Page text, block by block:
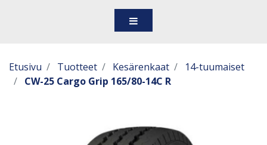
Etusivu Tuotteet Kesärenkaat
14-tuumaiset
CW-25 Cargo Grip 165/80-14C R